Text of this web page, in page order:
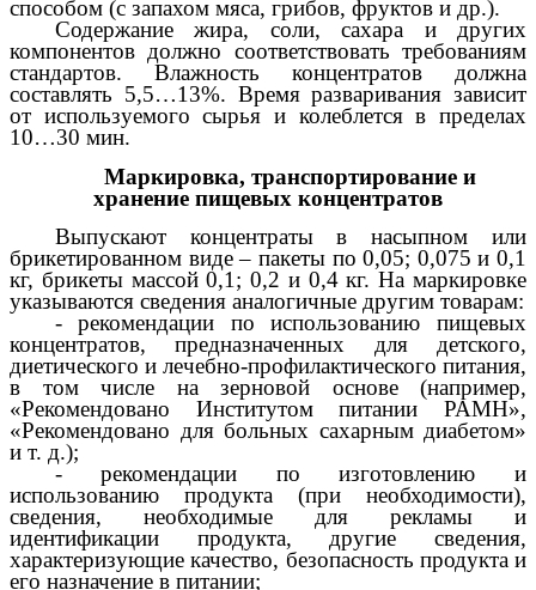
способом (с запахом мяса, грибов, фруктов и др.).
Содержание жира, соли, сахара и других
компонентов должно соответствовать требованиям
стандартов. Влажность концентратов должна
составлять 5,5…13%. Время разваривания зависит
от используемого сырья и колеблется в пределах
10…30 мин.
Маркировка, транспортирование и
хранение пищевых концентратов
Выпускают концентраты в насыпном или
брикетированном виде – пакеты по 0,05; 0,075 и 0,1
кг, брикеты массой 0,1; 0,2 и 0,4 кг. На маркировке
указываются сведения аналогичные другим товарам:
- рекомендации по использованию пищевых
концентратов, предназначенных для детского,
диетического и лечебно-профилактического питания,
в том числе на зерновой основе (например,
«Рекомендовано Институтом питании РАМН»,
«Рекомендовано для больных сахарным диабетом»
и т. д.);
- рекомендации по изготовлению и
использованию продукта (при необходимости),
сведения, необходимые для рекламы и
идентификации продукта, другие сведения,
характеризующие качество, безопасность продукта и
его назначение в питании;